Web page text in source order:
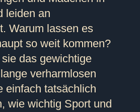
leiden an
Warum lassen es
so weit kommen?
das gewichtige
verharmlosen
einfach tatsächlich
wie wichtig Sport und